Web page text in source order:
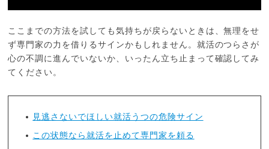
ここまでの方法を試しても気持ちが戻らないときは、無理をせ
ず専門家の力を借りるサインかもしれません。就活のつらさが
心の不調に進んでいないか、いったん立ち止まって確認してみ
てください。
見逃さないでほしい就活うつの危険サイン
この状態なら就活を止めて専門家を頼る